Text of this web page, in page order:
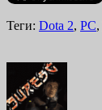
Теги: Dota 2, PC,